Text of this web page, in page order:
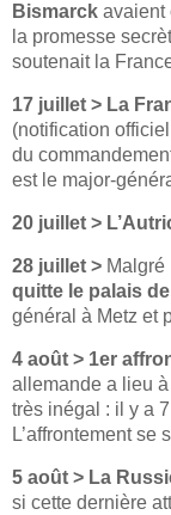
Bismarck avaient
la promesse
soutenait la
17 juillet > La
(notification
du
est le major-
20 juillet >
28 juillet > Malgré
quitte le palais
général à Metz et
4 août > 1er
allemande a lieu
très inégal : il y a
L’affrontement se
5 août > La
si cette dernière